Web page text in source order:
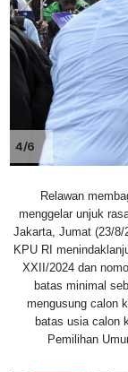
4/6
Relawan
menggelar unjuk
Jakarta, Jumat (23/
KPU RI
XXII/2024 dan
batas minimal
mengusung calon
batas usia calon
Pemilihan